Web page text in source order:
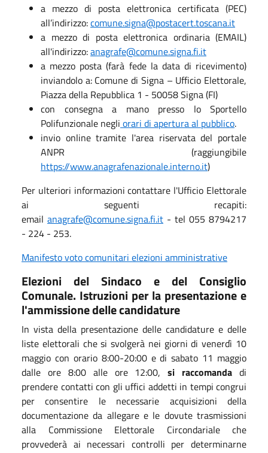
a mezzo di posta elettronica certificata (PEC)
all’indirizzo:comune.signa@postacert.toscana.it
a mezzo di posta elettronica ordinaria (EMAIL)
all'indirizzo:anagrafe@comune.signa.fi.it
a mezzo posta (farà fede la data di ricevimento)
inviandolo a: Comune di Signa – Ufficio Elettorale,
Piazza della Repubblica 1 - 50058 Signa (FI)
con consegna a mano presso lo Sportello
Polifunzionale negli orari di apertura al pubblico.
invio online tramite l'area riservata del portale
ANPR (raggiungibile
https://www.anagrafenazionale.interno.it)
Per ulteriori informazioni contattare l'Ufficio Elettorale
ai seguenti recapiti:
email anagrafe@comune.signa.fi.it - tel 055 8794217
- 224 - 253.
Manifesto voto comunitari elezioni amministrative
Elezioni del Sindaco e del Consiglio
Comunale. Istruzioni per la presentazione e
l'ammissione delle candidature
In vista della presentazione delle candidature e delle
liste elettorali che si svolgerà nei giorni di venerdì 10
maggio con orario 8:00-20:00 e di sabato 11 maggio
dalle ore 8:00 alle ore 12:00,si raccomanda di
prendere contatti con gli uffici addetti in tempi congrui
per consentire le necessarie acquisizioni della
documentazione da allegare e le dovute trasmissioni
alla Commissione Elettorale Circondariale che
provvederà ai necessari controlli per determinarne